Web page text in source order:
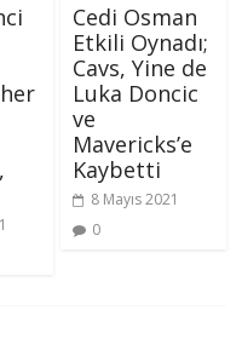
Cedi Osman
Etkili Oynadı;
Cavs, Yine de
Luka Doncic
ve
Mavericks’e
Kaybetti
8 Mayıs 2021
0